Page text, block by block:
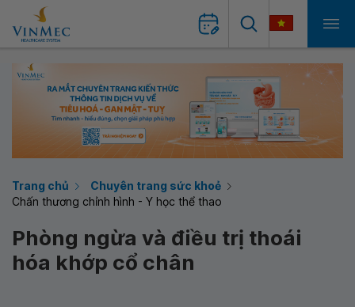
Trang chủ
Chuyên trang sức khoẻ
Chấn thương chỉnh hình - Y học thể thao
Phòng ngừa và điều trị thoái
hóa khớp cổ chân